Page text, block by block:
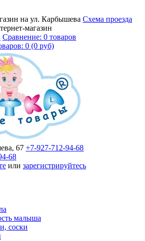
на ул. Карбышева Схема проезда
магазин
Сравнение: 0 товаров
0 (0 руб)
67 +7-927-712-94-68
68
или зарегистрируйтесь
малыша
соски